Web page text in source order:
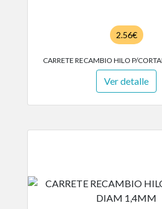
2.56€
CARRETE RECAMBIO HILO P/
Ver detalle